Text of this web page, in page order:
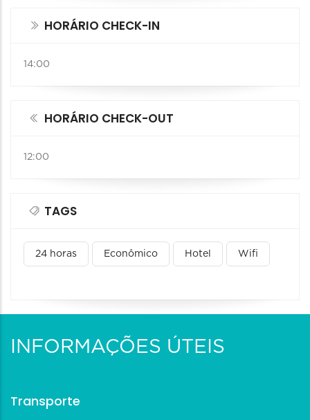
HORÁRIO CHECK-IN
14:00
HORÁRIO CHECK-OUT
12:00
TAGS
24 horas Econômico Hotel Wifi
INFORMAÇÕES ÚTEIS
Transporte